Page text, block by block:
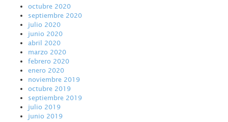
octubre 2020
septiembre 2020
julio 2020
junio 2020
abril 2020
marzo 2020
febrero 2020
enero 2020
noviembre 2019
octubre 2019
septiembre 2019
julio 2019
junio 2019